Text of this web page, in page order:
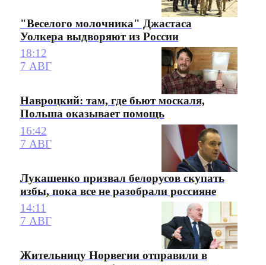
"Веселого молочника" Джастаса
Уолкера выдворяют из России
18:12
7 АВГ
Навроцкий: там, где бьют москаля,
Польша оказывает помощь
16:42
7 АВГ
Лукашенко призвал белорусов скупать
избы, пока все не разобрали россияне
14:11
7 АВГ
Жительницу Норвегии отправили в